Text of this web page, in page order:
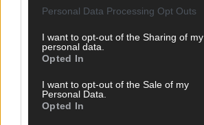
Personal Data Processing Opt Outs
I want to opt-out of the Sharing of my
personal data.
Opted In
I want to opt-out of the Sale of my
Personal Data.
Opted In